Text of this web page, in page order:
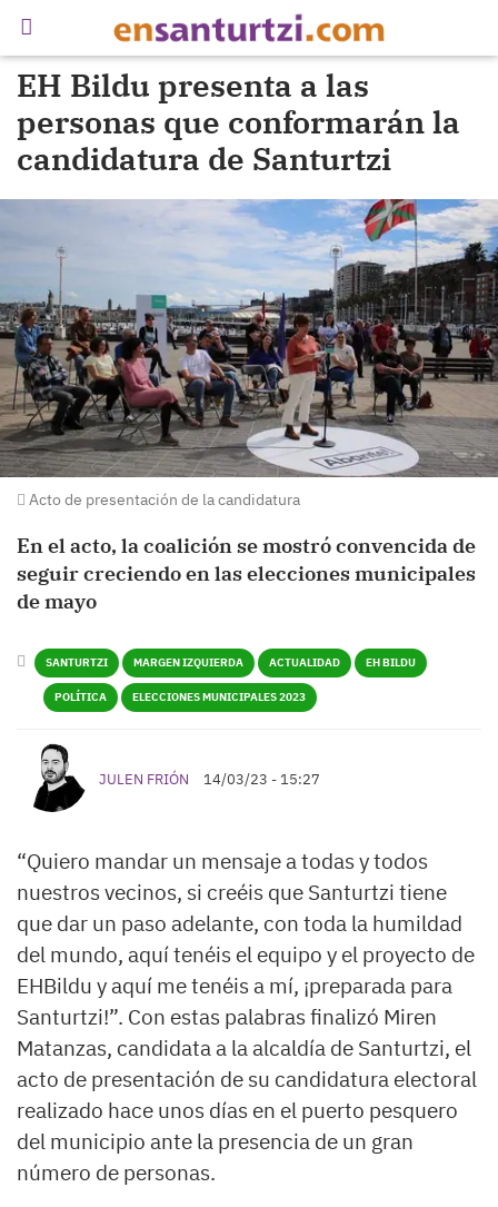
EH Bildu presenta a las
personas que conformarán la
candidatura de Santurtzi
Acto de presentación de la candidatura
En el acto, la coalición se mostró convencida de
seguir creciendo en las elecciones municipales
de mayo
SANTURTZI MARGEN IZQUIERDA ACTUALIDAD EH BILDU
POLÍTICA ELECCIONES MUNICIPALES 2023
JULEN FRIÓN 14/03/23 - 15:27
“Quiero mandar un mensaje a todas y todos
nuestros vecinos, si creéis que Santurtzi tiene
que dar un paso adelante, con toda la humildad
del mundo, aquí tenéis el equipo y el proyecto de
EHBildu y aquí me tenéis a mí, ¡preparada para
Santurtzi!”. Con estas palabras finalizó Miren
Matanzas, candidata a la alcaldía de Santurtzi, el
acto de presentación de su candidatura electoral
realizado hace unos días en el puerto pesquero
del municipio ante la presencia de un gran
número de personas.